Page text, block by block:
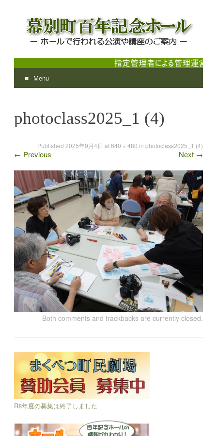
幕別町百年記念ホール
ホールで行われる公演や講座のご案内
Menu
content
photoclass2025_1 (4)
Published 2025年9月4日 at640 × 480 in photoclass2025_1 (4)
← Previous Next →
Both comments and trackbacks are currently closed.
R8年度の募集は終了しました